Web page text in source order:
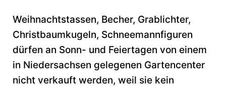
Weihnachtstassen, Becher, Grablichter,
Christbaumkugeln, Schneemannfiguren
dürfen an Sonn- und Feiertagen von einem
in Niedersachsen gelegenen Gartencenter
nicht verkauft werden, weil sie kein